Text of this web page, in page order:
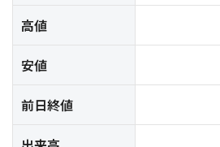
高値
安値
前日終値